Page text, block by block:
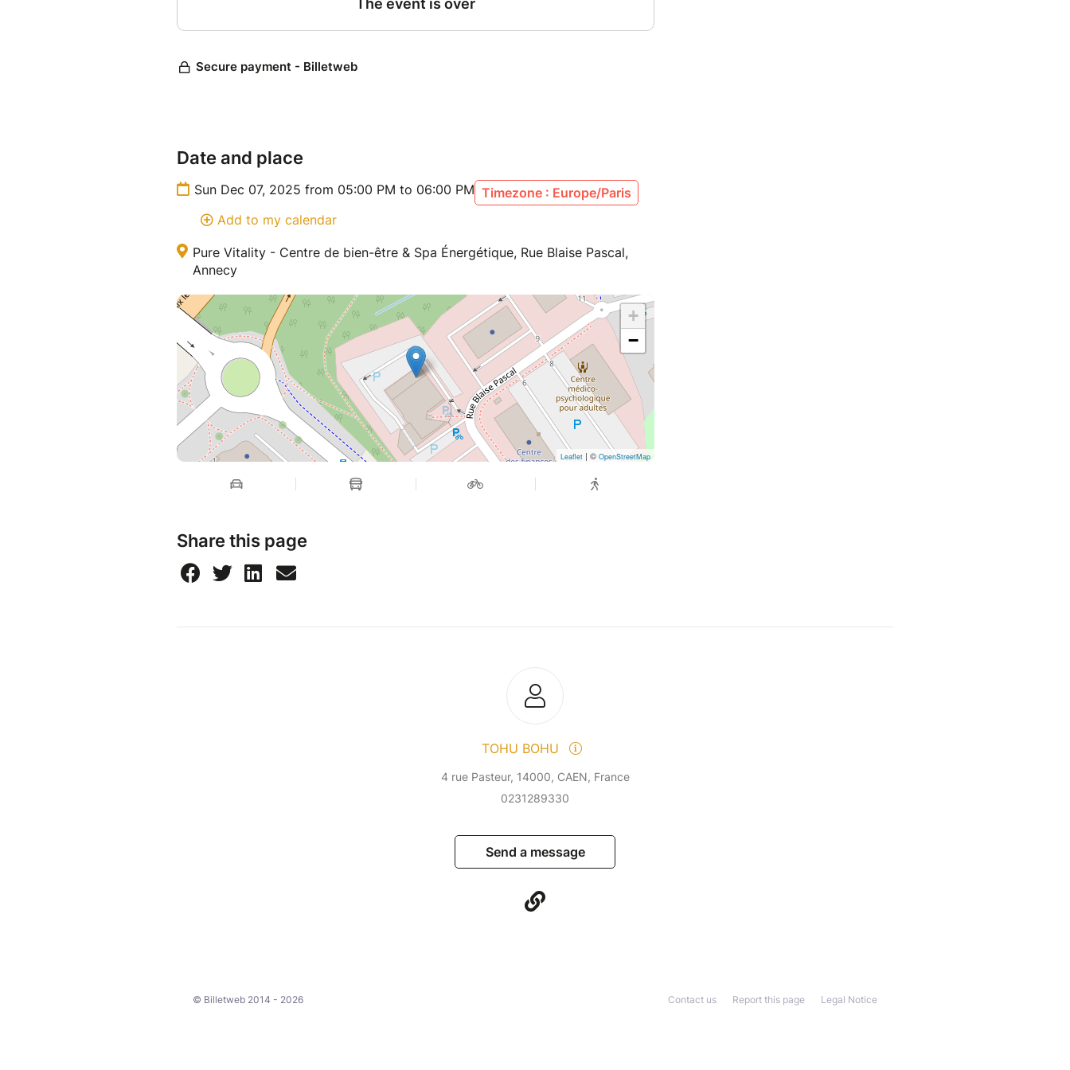
La concert dure 1 heure.
Pour plus d'informations : amediva.com
Date and place
Sun Dec 07, 2025 from 05:00 PM to 06:00 PM Timezone : Europe/Paris
Add to my calendar
Pure Vitality - Centre de bien-être & Spa Énergétique, Rue Blaise Pascal,
Annecy
+
−
Leaflet | © OpenStreetMap
Share this page
TOHU BOHU
4 rue Pasteur, 14000, CAEN, France
0231289330
Send a message
© Billetweb 2014 - 2026 Legal Notice
Report this page
Contact us